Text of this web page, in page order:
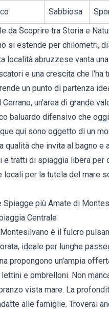
Sabbiosa
da Scoprire tra Storia e
si estende per chilometri,
località abruzzese vanta
e una crescita che l'ha
un punto di partenza
un'area di grande
baluardo difensivo che
qui sono oggetto di un
qualità che invita al bagno
tratti di spiaggia libera per
locali per la tutela del mare
Spiagge più Amate di
Centrale
è il fulcro
ideale per lunghe
propongono un'ampia
e ombrelloni. Non
vista mare. La
alle famiglie. Troverai